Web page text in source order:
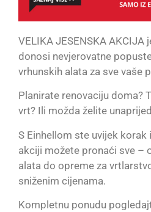
VELIKA JESENSKA AKCIJA
donosi nevjerovatne
vrhunskih alata za sve vaše
Planirate renovaciju doma?
vrt? Ili možda želite
S Einhellom ste uvijek korak
akciji možete pronaći sve –
alata do opreme za
sniženim cijenama.
Kompletnu ponudu